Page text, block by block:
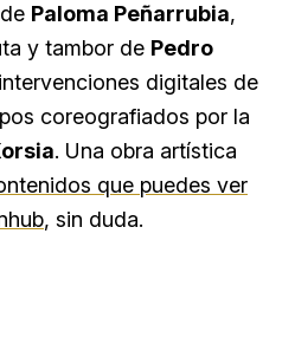
Paloma Peñarrubia,
y tambor de Pedro
digitales de
coreografiados por la
. Una obra artística
que puedes ver
, sin duda.